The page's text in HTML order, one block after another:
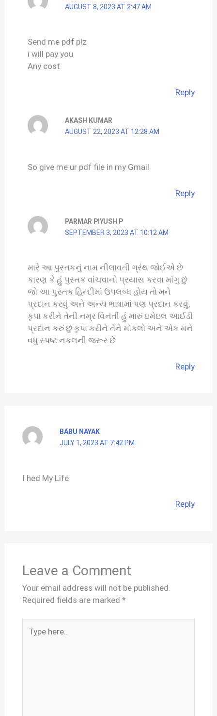
AUGUST 8, 2023 AT 2:47 AM
Send me pdf plz
i will pay you
Any cost
Reply
AKASH KUMAR
AUGUST 22, 2023 AT 12:28 AM
So give me ur pdf file in my Gmail
Reply
PARMAR PIYUSH P
SEPTEMBER 3, 2023 AT 10:12 AM
મારે આ પુસ્તકનું નામ નીલાવતી ગ્રંથ જોઈએ છે
કારણ કે હું પુસ્તક વાંચવાનો પ્રયાસ કરવા માંગુ છું
જો આ પુસ્તક હિન્દીમાં ઉપલબ્ધ હોય તો મને
પ્રદાન કરવું અને અન્ય ભાષામાં પણ પ્રદાન કરવું,
કૃપા કરીને તેની નમ્ર વિનંતી હું મારું ઇમેઇલ આઈડી
પ્રદાન કરું છું કૃપા કરીને તેને મોકલો અને એક મને
વધુ સ્પષ્ટ નકલની જરૂર છે
Reply
BABU NAYAK
JULY 1, 2023 AT 7:42 PM
I hed My Life
Reply
Leave a Comment
Your email address will not be published.
Required fields are marked *
here..